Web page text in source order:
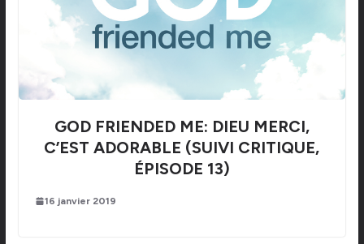
GOD FRIENDED ME: DIEU MERCI,
C’EST ADORABLE (SUIVI CRITIQUE,
ÉPISODE 13)
16 janvier 2019